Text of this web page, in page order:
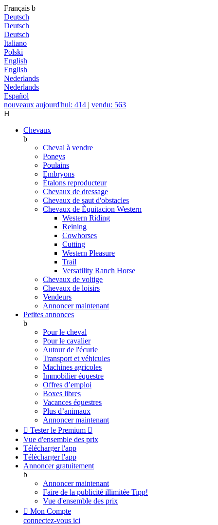
Français b
Deutsch
Deutsch
Deutsch
Italiano
Polski
English
English
Nederlands
Nederlands
Español
nouveaux aujourd'hui: 414 | vendu: 563
H
Chevaux
b
Cheval à vendre
Poneys
Poulains
Embryons
Étalons reproducteur
Chevaux de dressage
Chevaux de saut d'obstacles
Chevaux de Èquitacion Western
Western Riding
Reining
Cowhorses
Cutting
Western Pleasure
Trail
Versatility Ranch Horse
Chevaux de voltige
Chevaux de loisirs
Vendeurs
Annoncer maintenant
Petites annonces
b
Pour le cheval
Pour le cavalier
Autour de l'écurie
Transport et véhicules
Machines agricoles
Immobilier équestre
Offres d’emploi
Boxes libres
Vacances équestres
Plus d’animaux
Annoncer maintenant
 Tester le Premium 
Vue d'ensemble des prix
Télécharger l'app
Télécharger l'app
Annoncer gratuitement
b
Annoncer maintenant
Faire de la publicité illimitée Tipp!
Vue d'ensemble des prix
 Mon Compte
connectez-vous ici